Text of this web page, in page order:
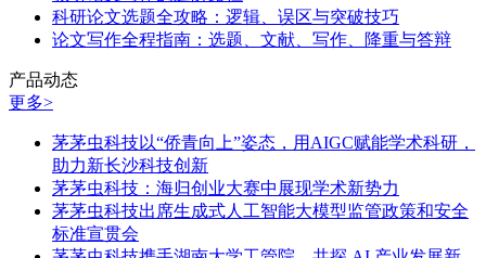
科研论文选题全攻略：逻辑、误区与突破技巧
论文写作全程指南：选题、文献、写作、降重与答辩
产品动态
更多>
茅茅虫科技以“侨青向上”姿态，用AIGC赋能学术科研，
助力新长沙科技创新
茅茅虫科技：海归创业大赛中展现学术新势力
茅茅虫科技出席生成式人工智能大模型监管政策和安全
标准宣贯会